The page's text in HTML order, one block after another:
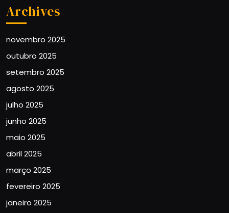
Archives
novembro 2025
outubro 2025
setembro 2025
agosto 2025
julho 2025
junho 2025
maio 2025
abril 2025
março 2025
fevereiro 2025
janeiro 2025